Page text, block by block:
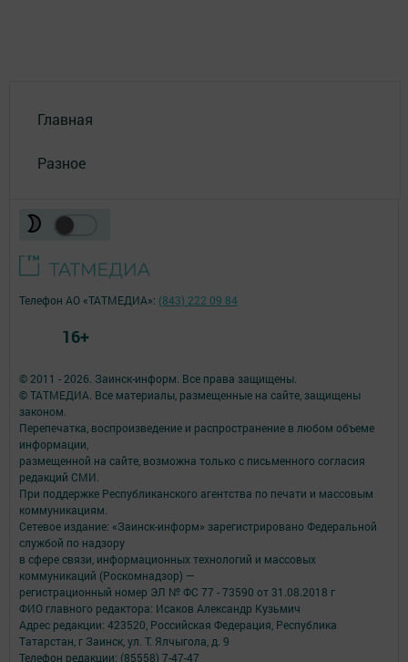
Главная
Разное
© 2011 - 2026. Заинск-информ. Все права защищены.
© ТАТМЕДИА. Все материалы, размещенные на сайте, защищены
законом.
Перепечатка, воспроизведение и распространение в любом объеме
информации,
размещенной на сайте, возможна только с письменного согласия
редакций СМИ.
При поддержке Республиканского агентства по печати и массовым
коммуникациям.
Сетевое издание: «Заинск-информ» зарегистрировано Федеральной
службой по надзору
в сфере связи, информационных технологий и массовых
коммуникаций (Роскомнадзор) —
регистрационный номер ЭЛ № ФС 77 - 73590 от 31.08.2018 г
ФИО главного редактора: Исаков Александр Кузьмич
Адрес редакции: 423520, Российская Федерация, Республика
Татарстан, г Заинск, ул. Т. Ялчыгола, д. 9
Телефон редакции: (85558) 7-47-47
Телефон АО «ТАТМЕДИА»: (843) 222 09 84
16+